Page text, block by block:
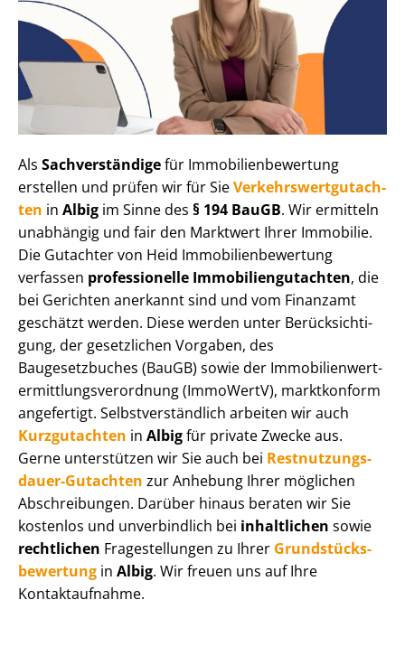
Als Sachverständigefür Im­mo­bi­li­en­be­wer­tung
erstellen und prüfen wir für SieVer­kehrs­wert­gut­ach­
ten in Albig im Sinne des § 194 BauGB. Wir ermitteln
unabhängig und fair den Marktwert Ihrer Immobilie.
Die Gutachter von Heid Im­mo­bi­li­en­be­wer­tung
verfassen professionelle Im­mo­bi­li­en­gut­ach­ten, die
bei Gerichten anerkannt sind und vom Finanzamt
geschätzt werden. Diese werden unter Be­rück­sich­ti­
gung, der gesetzlichen Vorgaben, des
Baugesetzbuches (BauGB) sowie der Im­mo­bi­li­en­wert­
ermitt­lungs­ver­ord­nung (ImmoWertV), marktkonform
angefertigt. Selbst­ver­ständ­lich arbeiten wir auch
Kurzgutachten in Albigfür private Zwecke aus.
Gerne unterstützen wir Sie auch bei Rest­nut­zungs­
dau­er-Gutachten zur Anhebung Ihrer möglichen
Abschreibungen. Darüber hinaus beraten wir Sie
kostenlos und unverbindlich bei inhaltlichen sowie
rechtlichen Fragestellungen zu Ihrer Grund­stücks­
be­wer­tung in Albig. Wir freuen uns auf Ihre
Kontaktaufnahme.